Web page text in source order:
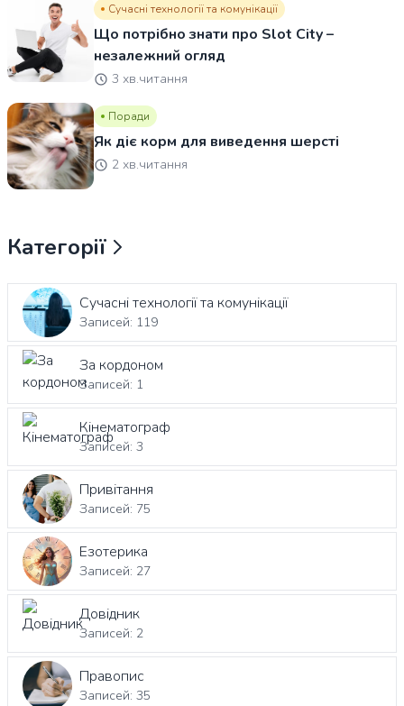
Сучасні технології та комунікації
Що потрібно знати про Slot City –
незалежний огляд
3 хв.читання
Поради
Як діє корм для виведення шерсті
2 хв.читання
Категорії
Сучасні технології та комунікації
Записей: 119
За кордоном
Записей: 1
Кінематограф
Записей: 3
Привітання
Записей: 75
Езотерика
Записей: 27
Довідник
Записей: 2
Правопис
Записей: 35